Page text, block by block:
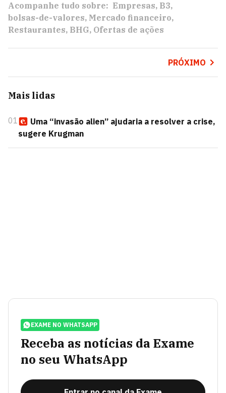
Acompanhe tudo sobre: Empresas B3
bolsas-de-valores Mercado financeiro
Restaurantes BHG Ofertas de ações
PRÓXIMO
Mais lidas
01
Uma “invasão alien” ajudaria a resolver a crise,
sugere Krugman
EXAME NO WHATSAPP
Receba as notícias da Exame
no seu WhatsApp